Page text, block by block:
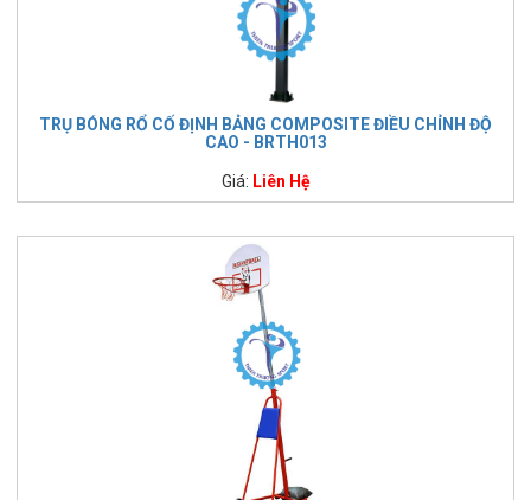
TRỤ BÓNG RỔ CỐ ĐỊNH BẢNG COMPOSITE ĐIỀU CHỈNH ĐỘ
CAO - BRTH013
Giá: Liên Hệ